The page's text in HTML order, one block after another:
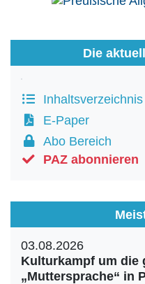
Die
Inhaltsverzeichnis
E-Paper
Abo Bereich
PAZ abonnieren
03.08.2026
Kulturkampf um die
„Muttersprache“ in